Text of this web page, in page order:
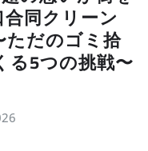
同クリーン
だのゴミ拾
る5つの挑戦〜